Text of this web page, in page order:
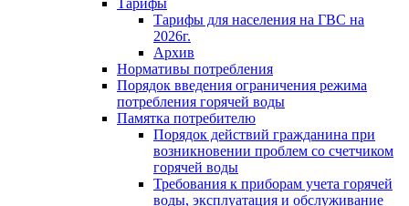
Тарифы
Тарифы для населения на ГВС на
2026г.
Архив
Нормативы потребления
Порядок введения ограничения режима
потребления горячей воды
Памятка потребителю
Порядок действий гражданина при
возникновении проблем со счетчиком
горячей воды
Требования к приборам учета горячей
воды, эксплуатация и обслуживание